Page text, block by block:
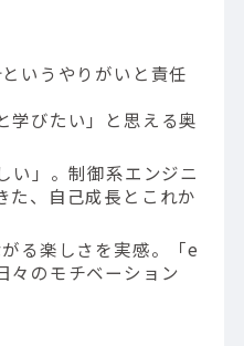
いうやりがいと責任
学びたい」と思える奥
い」。制御系エンジニ
た、自己成長とこれか
る楽しさを実感。「e
々のモチベーション